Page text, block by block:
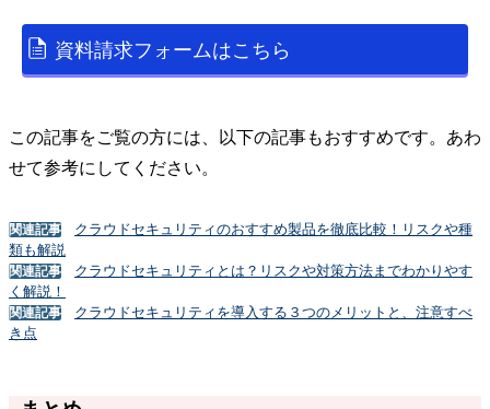
資料請求フォームはこちら
この記事をご覧の方には、以下の記事もおすすめです。あわ
せて参考にしてください。
関連記事
クラウドセキュリティのおすすめ製品を徹底比較！リスクや種
類も解説
関連記事
クラウドセキュリティとは？リスクや対策方法までわかりやす
く解説！
関連記事
クラウドセキュリティを導入する３つのメリットと、注意すべ
き点